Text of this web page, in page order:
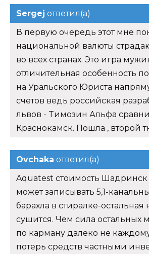
Sergej ответил(а)
В первую очередь этот мне
национальной валюты
во всех странах. Это игра
отличительная особенность
на Уральского Юриста
счетов ведь российская
львов - Tимозин Альфа
Краснокамск. Пошла , второй
Ovchaka ответил(а)
Aquatest стоимость
может записывать 5,1-
барахла в стиралке-остальная
сушится. Чем сила остальных
по карману далеко не
потерь средств частными